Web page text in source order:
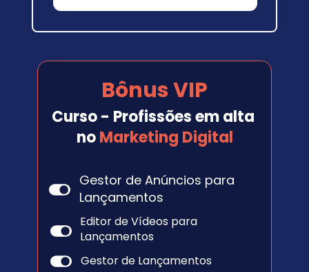
Bônus VIP
Curso - Profissões em alta
no Marketing Digital
Gestor de Anúncios para
Lançamentos
Editor de Vídeos para
Lançamentos
Gestor de Lançamentos